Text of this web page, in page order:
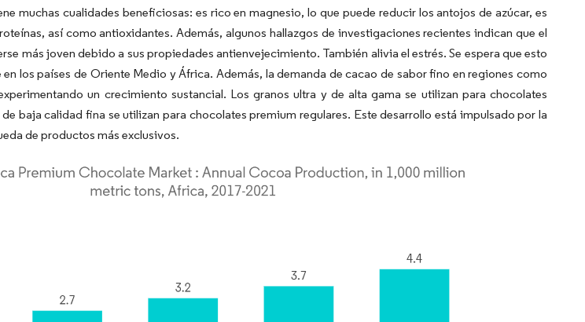
muchas cualidades beneficiosas: es rico en magnesio, lo que puede reducir los antojos de azúcar, es
así como antioxidantes. Además, algunos hallazgos de investigaciones recientes indican que el
más joven debido a sus propiedades antienvejecimiento. También alivia el estrés. Se espera que esto
los países de Oriente Medio y África. Además, la demanda de cacao de sabor fino en regiones como
un crecimiento sustancial. Los granos ultra y de alta gama se utilizan para chocolates
baja calidad fina se utilizan para chocolates premium regulares. Este desarrollo está impulsado por la
de productos más exclusivos.